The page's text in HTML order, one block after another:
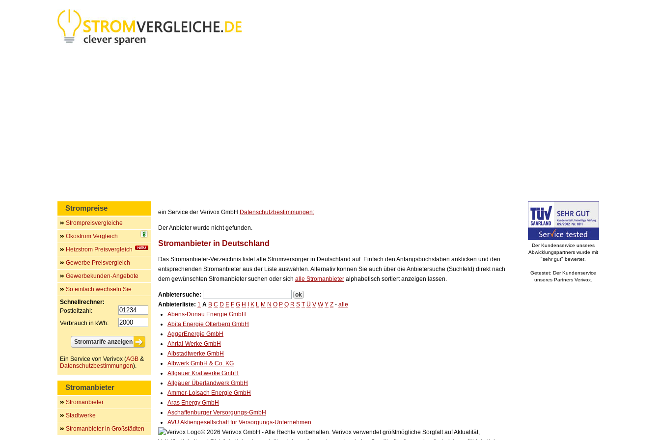
ein Service der Verivox GmbH Datenschutzbestimmungen;
Der Anbieter wurde nicht gefunden.
Stromanbieter in Deutschland
Das Stromanbieter-Verzeichnis listet alle Stromversorger in Deutschland auf. Einfach den Anfangsbuchstaben anklicken und den
entsprechenden Stromanbieter aus der Liste auswählen. Alternativ können Sie auch über die Anbietersuche (Suchfeld) direkt nach
dem gewünschten Stromanbieter suchen oder sich alle Stromanbieter alphabetisch sortiert anzeigen lassen.
Anbietersuche:
Anbieterliste: 1 A B C D E F G H K L M N O P Q R S T Ü V W Y Z - alle
Abens-Donau Energie GmbH
Abita Energie Otterberg GmbH
AggerEnergie GmbH
Ahrtal-Werke GmbH
Albstadtwerke GmbH
Albwerk GmbH & Co. KG
Allgäuer Kraftwerke GmbH
Allgäuer Überlandwerk GmbH
Ammer-Loisach Energie GmbH
Aras Energy GmbH
Aschaffenburger Versorgungs-GmbH
AVU Aktiengesellschaft für Versorgungs-Unternehmen
© 2026 Verivox GmbH - Alle Rechte vorbehalten. Verivox verwendet größtmögliche Sorgfalt auf Aktualität,
Strompreise
Strompreisvergleiche
Ökostrom Vergleich
Heizstrom Preisvergleich
Gewerbe Preisvergleich
Gewerbekunden-Angebote
So einfach wechseln Sie
Schnellrechner:
Postleitzahl:
Verbrauch in kWh:
Ein Service von Verivox (AGB &
Datenschutzbestimmungen).
Stromanbieter
Stromanbieter
Stadtwerke
Stromanbieter in Großstädten
Der Kundenservice unseres
Abwicklungspartners wurde mit
"sehr gut" bewertet.
Getestet: Der Kundenservice
unseres Partners Verivox.